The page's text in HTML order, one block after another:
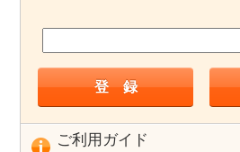
ご利用ガイド